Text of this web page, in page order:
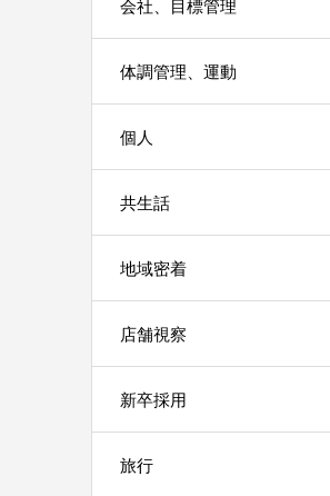
会社、目標管理
体調管理、運動
個人
共生話
地域密着
店舗視察
新卒採用
旅行